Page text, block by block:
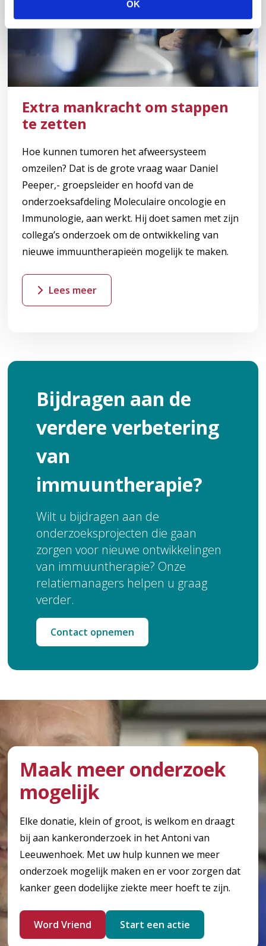
c
OK
Extra mankracht om stappen
te zetten
Hoe kunnen tumoren het afweersysteem
omzeilen? Dat is de grote vraag waar Daniel
Peeper,- groepsleider en hoofd van de
onderzoeksafdeling Moleculaire oncologie en
Immunologie, aan werkt. Hij doet samen met zijn
collega’s onderzoek om de ontwikkeling van
nieuwe immuuntherapieën mogelijk te maken.
Lees meer
Bijdragen aan de
verdere verbetering
van
immuuntherapie?
Wilt u bijdragen aan de
onderzoeksprojecten die gaan
zorgen voor nieuwe ontwikkelingen
van immuuntherapie? Onze
relatiemanagers helpen u graag
verder.
Contact opnemen
Maak meer onderzoek
mogelijk
Elke donatie, klein of groot, is welkom en draagt
bij aan kankeronderzoek in het Antoni van
Leeuwenhoek. Met uw hulp kunnen we meer
onderzoek mogelijk maken en er voor zorgen dat
kanker geen dodelijke ziekte meer hoeft te zijn.
Word Vriend Start een actie